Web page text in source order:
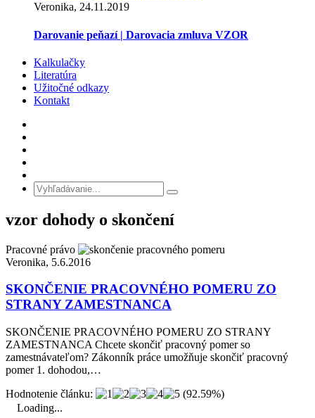
Veronika, 24.11.2019
Darovanie peňazí | Darovacia zmluva VZOR
Kalkulačky
Literatúra
Užitočné odkazy
Kontakt
vzor dohody o skončení
Pracovné právo
Veronika, 5.6.2016
SKONČENIE PRACOVNÉHO POMERU ZO
STRANY ZAMESTNANCA
SKONČENIE PRACOVNÉHO POMERU ZO STRANY
ZAMESTNANCA Chcete skončiť pracovný pomer so
zamestnávateľom? Zákonník práce umožňuje skončiť pracovný
pomer 1. dohodou,…
Hodnotenie článku:
(92.59%)
Loading...